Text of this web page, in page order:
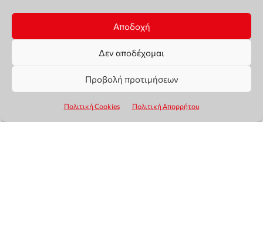
Αποδοχή
Δεν αποδέχομαι
Προβολή προτιμήσεων
Πολιτική Cookies Πολιτική Απορρήτου